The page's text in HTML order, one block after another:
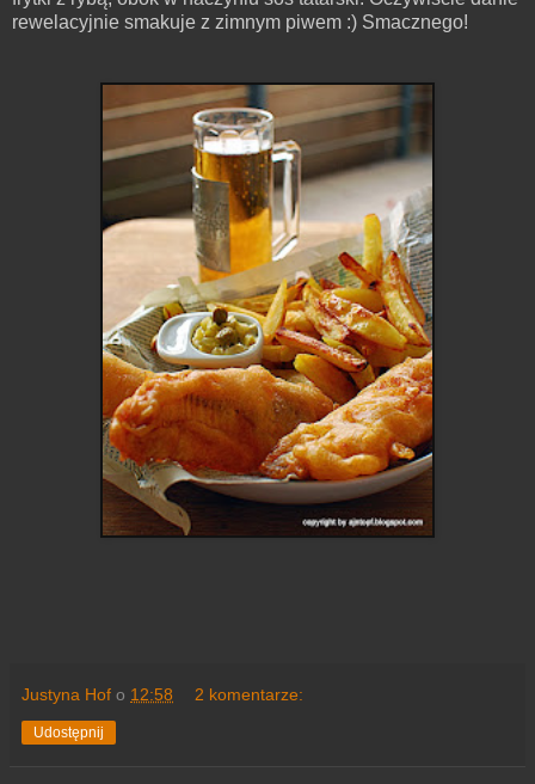
rewelacyjnie smakuje z zimnym piwem :) Smacznego!
Justyna Hof o 12:58 2 komentarze:
Udostępnij